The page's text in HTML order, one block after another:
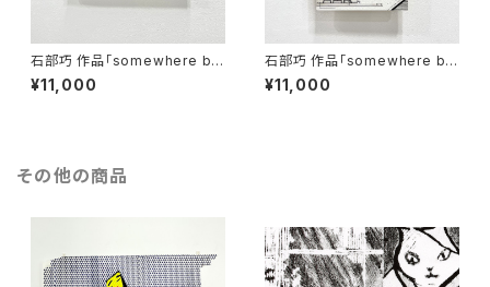
石部巧 作品「somewhere be
tween black and white」
¥11,000
石部巧 作品「somewhere be
tween black and white」
¥11,000
その他の商品